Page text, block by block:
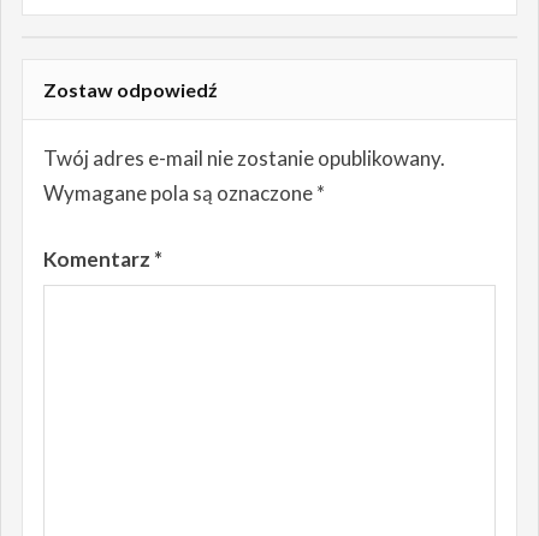
Zostaw odpowiedź
Twój adres e-mail nie zostanie opublikowany.
Wymagane pola są oznaczone*
Komentarz *